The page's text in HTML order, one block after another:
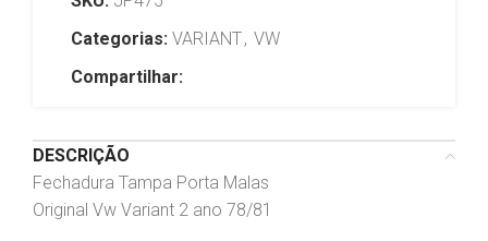
Categorias: VARIANT, VW
Compartilhar:
DESCRIÇÃO
Fechadura Tampa Porta Malas
Original Vw Variant 2 ano 78/81